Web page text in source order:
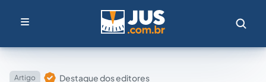
Artigo Destaque dos editores